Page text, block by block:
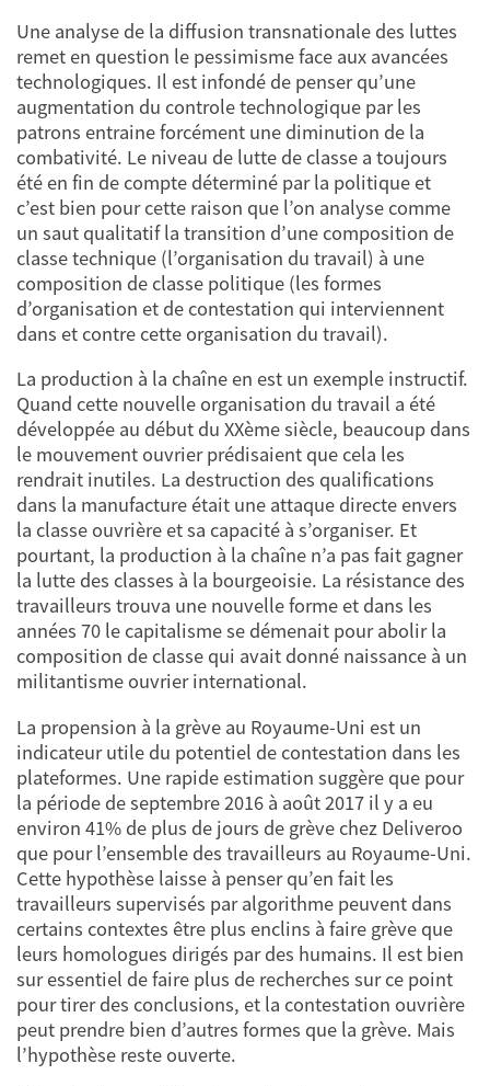
Une analyse de la diffusion transnationale des luttes
remet en question le pessimisme face aux avancées
technologiques. Il est infondé de penser qu’une
augmentation du controle technologique par les
patrons entraine forcément une diminution de la
combativité. Le niveau de lutte de classe a toujours
été en fin de compte déterminé par la politique et
c’est bien pour cette raison que l’on analyse comme
un saut qualitatif la transition d’une composition de
classe technique (l’organisation du travail) à une
composition de classe politique (les formes
d’organisation et de contestation qui interviennent
dans et contre cette organisation du travail).
La production à la chaîne en est un exemple instructif.
Quand cette nouvelle organisation du travail a été
développée au début du XXème siècle, beaucoup dans
le mouvement ouvrier prédisaient que cela les
rendrait inutiles. La destruction des qualifications
dans la manufacture était une attaque directe envers
la classe ouvrière et sa capacité à s’organiser. Et
pourtant, la production à la chaîne n’a pas fait gagner
la lutte des classes à la bourgeoisie. La résistance des
travailleurs trouva une nouvelle forme et dans les
années 70 le capitalisme se démenait pour abolir la
composition de classe qui avait donné naissance à un
militantisme ouvrier international.
La propension à la grève au Royaume-Uni est un
indicateur utile du potentiel de contestation dans les
plateformes. Une rapide estimation suggère que pour
la période de septembre 2016 à août 2017 il y a eu
environ 41% de plus de jours de grève chez Deliveroo
que pour l’ensemble des travailleurs au Royaume-Uni.
Cette hypothèse laisse à penser qu’en fait les
travailleurs supervisés par algorithme peuvent dans
certains contextes être plus enclins à faire grève que
leurs homologues dirigés par des humains. Il est bien
sur essentiel de faire plus de recherches sur ce point
pour tirer des conclusions, et la contestation ouvrière
peut prendre bien d’autres formes que la grève. Mais
l’hypothèse reste ouverte.